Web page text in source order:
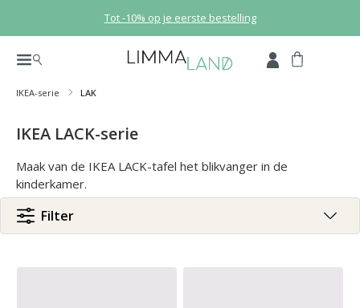
Ga naar de hoofdinhoudTot -10% op je eerste bestelling
IKEA-serie LAK
IKEA LACK-serie
Maak van de IKEA LACK-tafel het blikvanger in de
kinderkamer.
Filter